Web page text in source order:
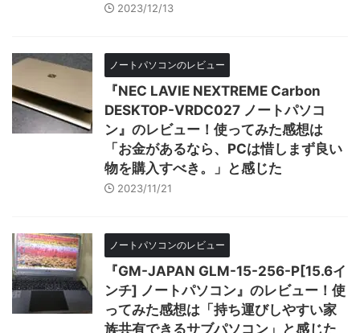
2023/12/13
ノートパソコンのレビュー
『NEC LAVIE NEXTREME Carbon
DESKTOP-VRDC027 ノートパソコ
ン』のレビュー！使ってみた感想は
「お金があるなら、PCは惜しまず良い
物を購入すべき。」と感じた
2023/11/21
ノートパソコンのレビュー
『GM-JAPAN GLM-15-256-P[15.6イ
ンチ] ノートパソコン』のレビュー！使
ってみた感想は「持ち運びしやすい家
族共有できるサブパソコン」と感じた